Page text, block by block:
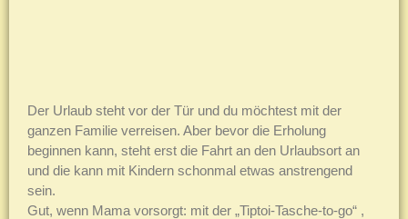
Der Urlaub steht vor der Tür und du möchtest mit der
ganzen Familie verreisen. Aber bevor die Erholung
beginnen kann, steht erst die Fahrt an den Urlaubsort an
und die kann mit Kindern schonmal etwas anstrengend
sein.
Gut, wenn Mama vorsorgt: mit der „Tiptoi-Tasche-to-go“ ,